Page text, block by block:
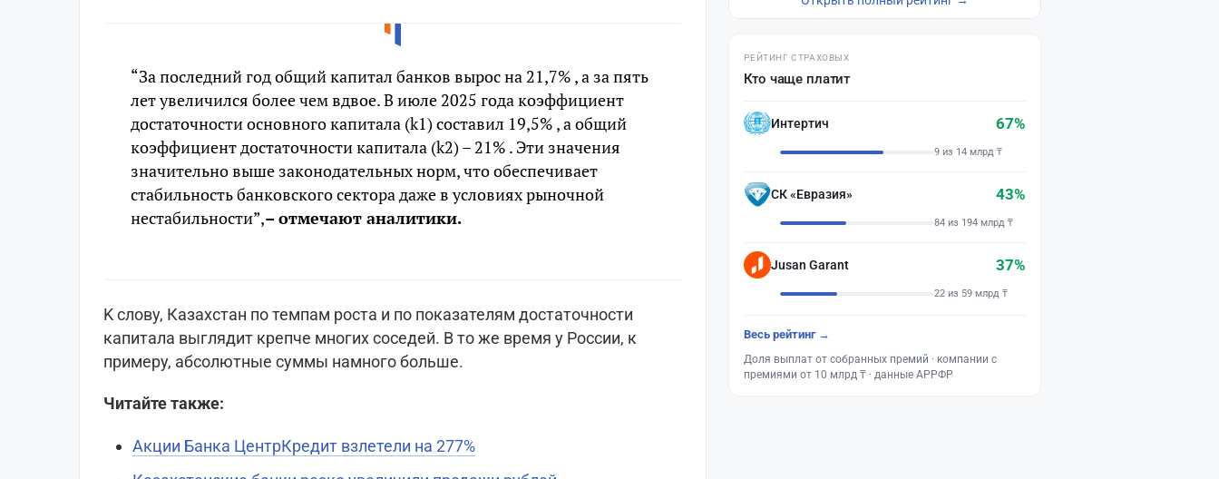
“За последний год общий капитал банков вырос на 21,7% , а за пять
лет увеличился более чем вдвое. В июле 2025 года коэффициент
достаточности основного капитала (k1) составил 19,5% , а общий
коэффициент достаточности капитала (k2) – 21% . Эти значения
значительно выше законодательных норм, что обеспечивает
стабильность банковского сектора даже в условиях рыночной
нестабильности”,– отмечают аналитики.
K слову, Казахстан по темпам роста и по показателям достаточности
капитала выглядит крепче многих соседей. В то же время у Pоссии, к
примеру, абсолютные суммы намного больше.
Читайте также:
Акции Банка ЦентрКредит взлетели на 277%
РЕЙТИНГ СТРАХОВЫХ
Кто чаще платит
Интертич 67%
9 из 14 млрд ₸
СК «Евразия» 43%
84 из 194 млрд ₸
Jusan Garant 37%
22 из 59 млрд ₸
Весь рейтинг →
Доля выплат от собранных премий · компании с
премиями от 10 млрд ₸ · данные АРРФР